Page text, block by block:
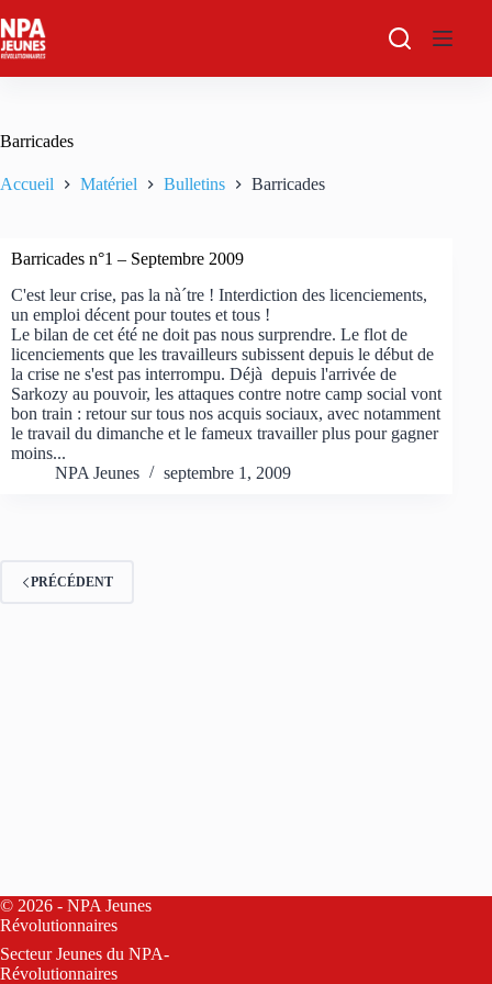
au
contenu
Barricades
Accueil Matériel Bulletins Barricades
Barricades n°1 – Septembre 2009
C'est leur crise, pas la nà´tre ! Interdiction des licenciements,
un emploi décent pour toutes et tous !
Le bilan de cet été ne doit pas nous surprendre. Le flot de
licenciements que les travailleurs subissent depuis le début de
la crise ne s'est pas interrompu. Déjà depuis l'arrivée de
Sarkozy au pouvoir, les attaques contre notre camp social vont
bon train : retour sur tous nos acquis sociaux, avec notamment
le travail du dimanche et le fameux travailler plus pour gagner
moins...
NPA Jeunes
septembre 1, 2009
PRÉCÉDENT
© 2026 - NPA Jeunes
Révolutionnaires
Secteur Jeunes du NPA-
Révolutionnaires